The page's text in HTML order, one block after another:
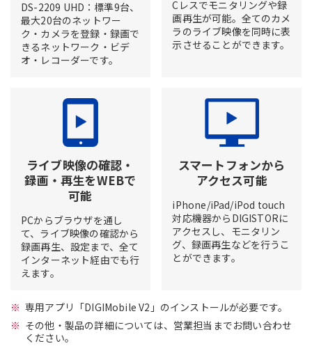
DS-2209 UHD：標準9台、
最大20台のネットワー
ク・カメラを登録・録画で
きるネットワーク・ビデ
オ・レコーダーです。
Cレスでモニタリングや録
画再生が可能。全てのカメ
ラのライブ映像を同時に表
示させることができます。
ライブ映像の確認・
録画・再生をWEBで
可能
PCからブラウザを通し
て、ライブ映像の確認から
録画再生、設定まで、全て
インターネット経由でも行
えます。
スマートフォンから
アクセス可能
iPhone/iPad/iPod touch
対応機器からDIGISTORに
アクセスし、モニタリン
グ、録画再生などを行うこ
とができます。
専用アプリ「DIGIMobile V2」のインストールが必要です。
その他・製品の詳細については、営業担当までお問い合わせ
ください。